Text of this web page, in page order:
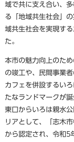
域で共に支え合い、
る「地域共生社会」
域共生社会を実現す
た。
本市の魅力向上のた
の竣工や、民間事業
カフェを併設するい
たなランドマークが
東口からいろは親水
リアとして、「志木
から認定され、令和5